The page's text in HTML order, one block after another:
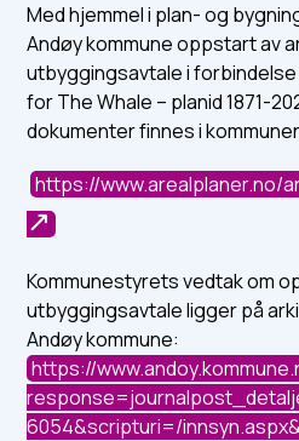
Med hjemmel i plan- og
Andøy kommune oppstart av
utbyggingsavtale i
for The Whale – planid 1871-
dokumenter finnes i
https://www.arealplaner.no/
Kommunestyrets vedtak om
utbyggingsavtale ligger på
Andøy kommune:
https://
6054&scripturi=/